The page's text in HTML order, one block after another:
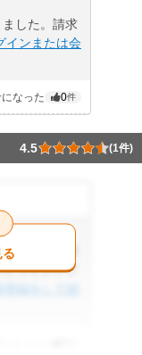
した。請求
インまたは会
なった 0件
4.5 (1件)
込みの希望
ってシンプ